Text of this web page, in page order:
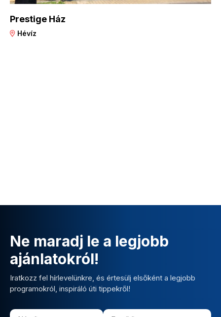
Prestige Ház
Hévíz
Ne maradj le a legjobb
ajánlatokról!
Iratkozz fel hírlevelünkre, és értesülj elsőként a legjobb
programokról, inspiráló úti tippekről!